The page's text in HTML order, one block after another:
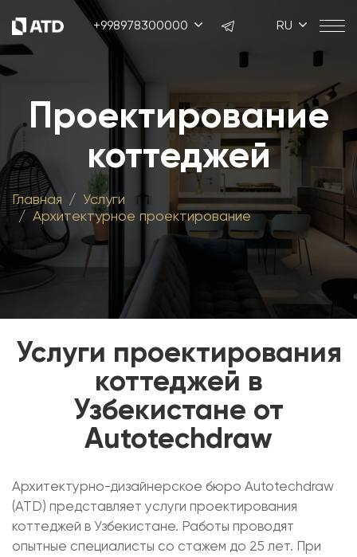
+998978300000 RU
Проектирование
коттеджей
Главная
Услуги
Архитектурное проектирование
Услуги проектирования
коттеджей в
Узбекистане от
Autotechdraw
Архитектурно-дизайнерское бюро Autotechdraw
(ATD) представляет услуги проектирования
коттеджей в Узбекистане. Работы проводят
опытные специалисты со стажем до 25 лет. При